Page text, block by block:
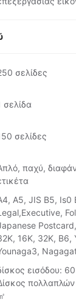
σελίδες
σελίδα
σελίδες
παχύ,
A5, JIS B5, Is0
16K, 32K, B6,
εισόδου: